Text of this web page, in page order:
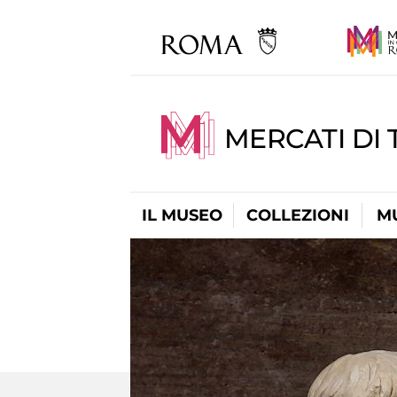
MERCATI DI
IL MUSEO COLLEZIONI